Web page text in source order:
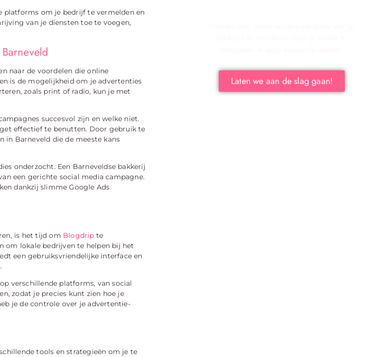
platforms om je bedrijf te vermelden en
van je diensten toe te voegen,
naar de voordelen die online
is de mogelijkheid om je advertenties
zoals print of radio, kun je met
succesvol zijn en welke niet.
effectief te benutten. Door gebruik te
in Barneveld die de meeste kans
onderzocht. Een Barneveldse bakkerij
een gerichte social media campagne.
dankzij slimme Google Ads
is het tijd om Blogdrip te
om lokale bedrijven te helpen bij het
een gebruiksvriendelijke interface en
verschillende platforms, van social
zodat je precies kunt zien hoe je
je de controle over je advertentie-
tools en strategieën om je te
Laten we aan de slag gaan!